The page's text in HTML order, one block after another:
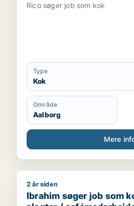
Rico søger job som kok
Type
Kok
Område
Aalborg
Mere
Ibrahim søger job som
2 år siden
Ibrahim søger job som